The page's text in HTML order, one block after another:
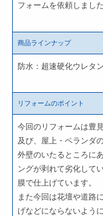
フォームを依頼しました
商品ラインナップ
防水：超速硬化ウレタ
リフォームのポイント
今回のリフォームは豊
及び、屋上・ベランダ
外壁のいたるところに
ングが剥れて劣化して
膜で仕上げています。
また今回は花壇や道路
げなどにならないよう